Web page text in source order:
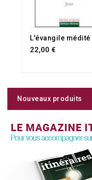
RUPTURE DE STOCK
22,00 €
Nouveaux produits